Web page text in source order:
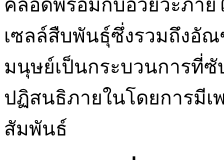
คลอดพร้อมกับอวัยวะภา
เซลล์สืบพันธุ์ซึ่งรวมถึงอั
มนุษย์เป็นกระบวนการที่
ปฏิสนธิภายในโดยการมีเ
สัมพันธ์